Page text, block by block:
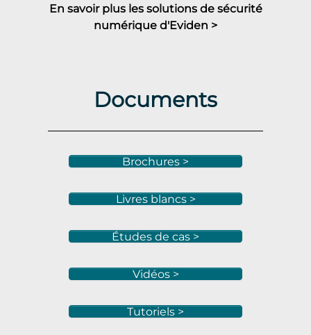
En savoir plus les solutions de sécurité
numérique d'Eviden >
Documents
Brochures >
Livres blancs >
Études de cas >
Vidéos >
Tutoriels >